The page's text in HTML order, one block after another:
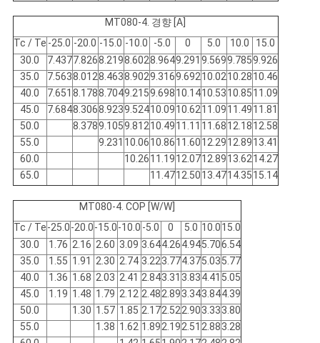
맵
개
인
정
보
보
호
정
책
MT080-4. 경향 [A]
Tc / Te -25.0 -20.0 -15.0 -10.0 -5.0 0 5.0 10.0
15.0
30.0
7.4377.8268.2198.6028.9649.291 9.5699.7859.926
35.0
7.5638.0128.4638.9029.3169.69210.0210.2810.46
40.0
7.651 8.1788.7049.2159.69810.1410.5310.8511.09
45.0
7.6848.3068.9239.52410.0910.6211.0911.4911.81
50.0
8.3789.1059.81210.4911.11 11.6812.1812.58
55.0
9.231 10.0610.8611.6012.2912.8913.41
60.0
10.2611.1912.0712.8913.6214.27
65.0
11.4712.5013.4714.3515.14
MT080-4. COP [W/W]
Tc / Te-25.0-20.0-15.0-10.0 -5.0 0 5.0 10.015.0
30.0
1.76 2.16 2.60 3.09 3.644.264.945.706.54
35.0
1.55 1.91 2.30 2.74 3.223.774.375.035.77
40.0
1.36 1.68 2.03 2.41 2.843.31 3.834.41 5.05
45.0
1.19 1.48 1.79 2.12 2.482.893.343.844.39
50.0
1.30 1.57 1.85 2.172.522.903.333.80
55.0
1.38 1.62 1.892.192.51 2.883.28